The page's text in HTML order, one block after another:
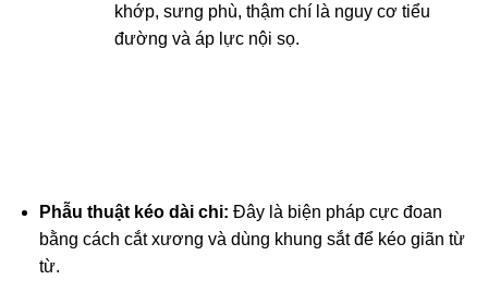
khớp, sưng phù, thậm chí là nguy cơ tiểu
đường và áp lực nội sọ.
Phẫu thuật kéo dài chi: Đây là biện pháp cực đoan
bằng cách cắt xương và dùng khung sắt để kéo giãn từ
từ.